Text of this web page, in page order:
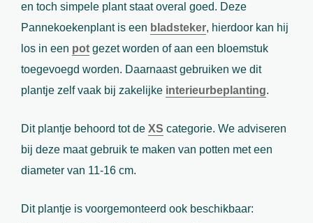
en toch simpele plant staat overal goed. Deze
Pannekoekenplant is een bladsteker, hierdoor kan hij
los in een pot gezet worden of aan een bloemstuk
toegevoegd worden. Daarnaast gebruiken we dit
plantje zelf vaak bij zakelijke interieurbeplanting.
Dit plantje behoord tot de XS categorie. We adviseren
bij deze maat gebruik te maken van potten met een
diameter van 11-16 cm.
Dit plantje is voorgemonteerd ook beschikbaar: